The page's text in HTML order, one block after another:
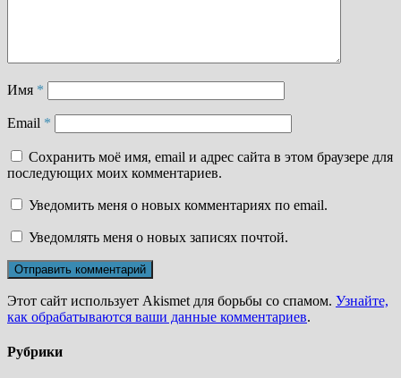
Имя *
Email *
Сохранить моё имя, email и адрес сайта в этом браузере для
последующих моих комментариев.
Уведомить меня о новых комментариях по email.
Уведомлять меня о новых записях почтой.
Этот сайт использует Akismet для борьбы со спамом. Узнайте,
как обрабатываются ваши данные комментариев.
Рубрики